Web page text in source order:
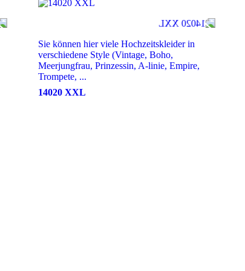
Sie können hier viele Hochzeitskleider in
verschiedene Style (Vintage, Boho,
Meerjungfrau, Prinzessin, A-linie, Empire,
Trompete, ...
14020 XXL